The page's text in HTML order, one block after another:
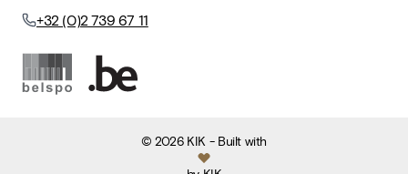
+32 (0)2 739 67 11
©2026 KIK - Built with